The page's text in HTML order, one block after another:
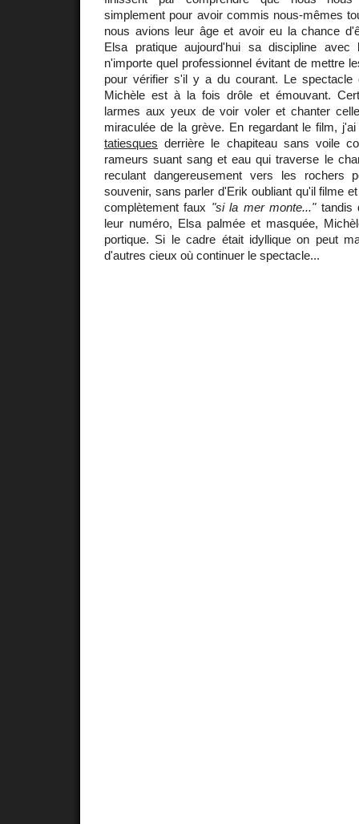
simplement pour avoir commis nous-mêmes
nous avions leur âge et avoir eu la chance
Elsa pratique aujourd'hui sa discipline
n'importe quel professionnel évitant de mettre
pour vérifier s'il y a du courant. Le spectacle
Michèle est à la fois drôle et émouvant.
larmes aux yeux de voir voler et chanter
miraculée de la grève. En regardant le film,
tatiesques derrière le chapiteau sans voile
rameurs suant sang et eau qui traverse le
reculant dangereusement vers les rochers
souvenir, sans parler d'Erik oubliant qu'il filme
complètement faux "si la mer monte..."tandis
leur numéro, Elsa palmée et masquée,
portique. Si le cadre était idyllique on peut
d'autres cieux où continuer le spectacle...